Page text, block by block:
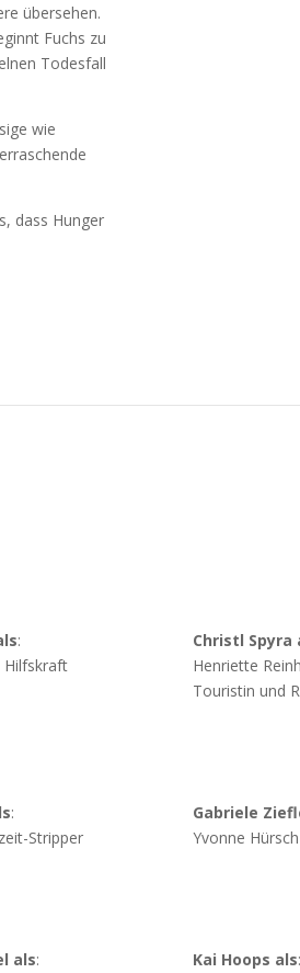
übersehen.
Fuchs zu
Todesfall
wie
dass Hunger
:
Hilfskraft
Christl Spyra
Henriette
Touristin und
:
Stripper
Gabriele
Yvonne Hürsch
als:
Kai Hoops als: